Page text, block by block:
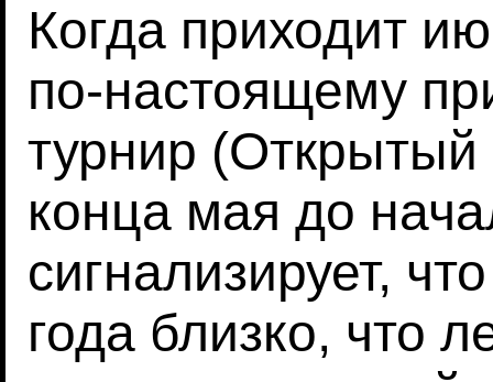
Когда приходит
по-настоящему
турнир
конца мая до
сигнализирует,
года близко, что